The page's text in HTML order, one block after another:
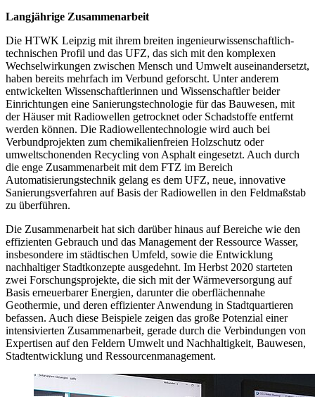
Langjährige Zusammenarbeit
Die HTWK Leipzig mit ihrem breiten ingenieurwissenschaftlich-
technischen Profil und das UFZ, das sich mit den komplexen
Wechselwirkungen zwischen Mensch und Umwelt auseinandersetzt,
haben bereits mehrfach im Verbund geforscht. Unter anderem
entwickelten Wissenschaftlerinnen und Wissenschaftler beider
Einrichtungen eine Sanierungstechnologie für das Bauwesen, mit
der Häuser mit Radiowellen getrocknet oder Schadstoffe entfernt
werden können. Die Radiowellentechnologie wird auch bei
Verbundprojekten zum chemikalienfreien Holzschutz oder
umweltschonenden Recycling von Asphalt eingesetzt. Auch durch
die enge Zusammenarbeit mit dem FTZ im Bereich
Automatisierungstechnik gelang es dem UFZ, neue, innovative
Sanierungsverfahren auf Basis der Radiowellen in den Feldmaßstab
zu überführen.
Die Zusammenarbeit hat sich darüber hinaus auf Bereiche wie den
effizienten Gebrauch und das Management der Ressource Wasser,
insbesondere im städtischen Umfeld, sowie die Entwicklung
nachhaltiger Stadtkonzepte ausgedehnt. Im Herbst 2020 starteten
zwei Forschungsprojekte, die sich mit der Wärmeversorgung auf
Basis erneuerbarer Energien, darunter die oberflächennahe
Geothermie, und deren effizienter Anwendung in Stadtquartieren
befassen. Auch diese Beispiele zeigen das große Potenzial einer
intensivierten Zusammenarbeit, gerade durch die Verbindungen von
Expertisen auf den Feldern Umwelt und Nachhaltigkeit, Bauwesen,
Stadtentwicklung und Ressourcenmanagement.